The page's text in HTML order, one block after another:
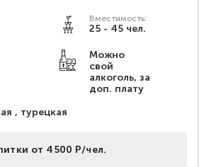
Вместимость:
25 - 45 чел.
Можно
свой
алкоголь, за
доп. плату
, турецкая
от 4500 Р/чел.